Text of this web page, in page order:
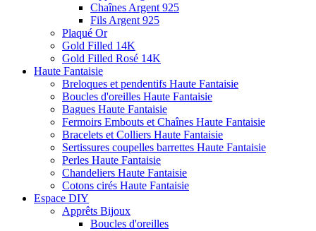
Chaînes Argent 925
Fils Argent 925
Plaqué Or
Gold Filled 14K
Gold Filled Rosé 14K
Haute Fantaisie
Breloques et pendentifs Haute Fantaisie
Boucles d'oreilles Haute Fantaisie
Bagues Haute Fantaisie
Fermoirs Embouts et Chaînes Haute Fantaisie
Bracelets et Colliers Haute Fantaisie
Sertissures coupelles barrettes Haute Fantaisie
Perles Haute Fantaisie
Chandeliers Haute Fantaisie
Cotons cirés Haute Fantaisie
Espace DIY
Apprêts Bijoux
Boucles d'oreilles